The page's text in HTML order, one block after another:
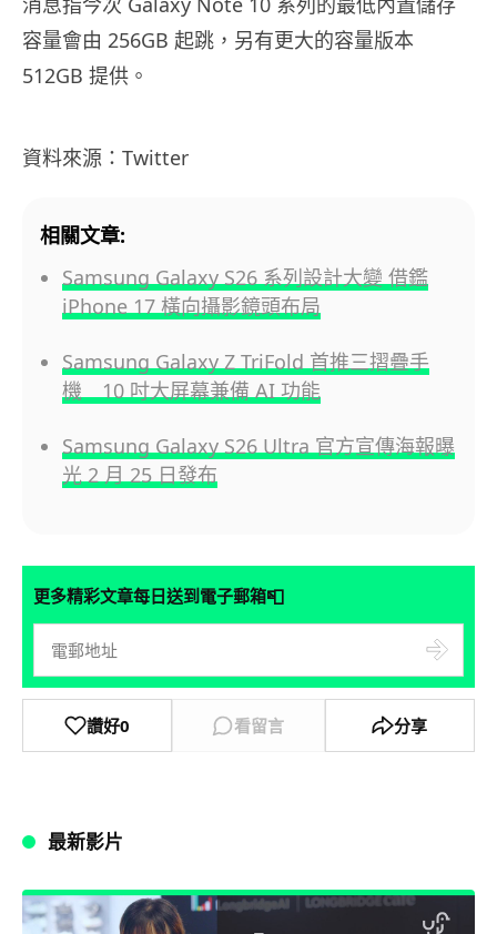
容量會由 256GB 起跳，另有更大的容量版本
512GB 提供。
資料來源：Twitter
相關文章:
Samsung Galaxy S26 系列設計大變 借鑑
iPhone 17 橫向攝影鏡頭布局
Samsung Galaxy Z TriFold 首推三摺疊手
機 10 吋大屏幕兼備 AI 功能
Samsung Galaxy S26 Ultra 官方宣傳海報曝
光 2 月 25 日發布
更多精彩文章每日送到電子郵箱📮
讚好0 看留言 分享
最新影片